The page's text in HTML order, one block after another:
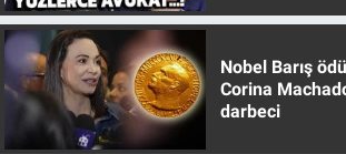
Nobel Barış
Corina
darbeci